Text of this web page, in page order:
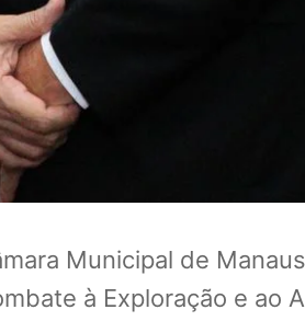
Municipal de
à Exploração e ao